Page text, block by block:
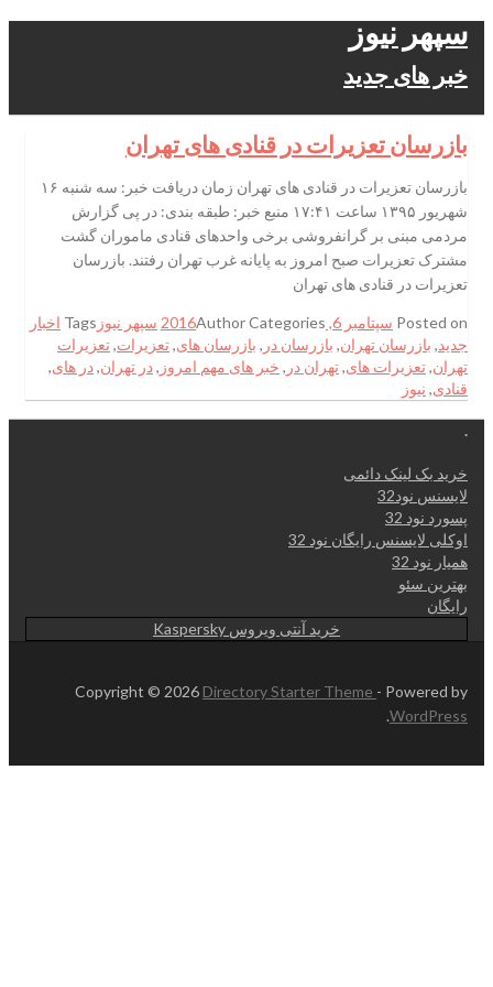
سپهر نیوز
خبر های جدید
بازرسان تعزیرات در قنادی های تهران
بازرسان تعزیرات در قنادی های تهران زمان دریافت خبر: سه شنبه ۱۶
شهریور ۱۳۹۵ ساعت ۱۷:۴۱ منبع خبر: طبقه بندی: در پی گزارش
مردمی مبنی بر گرانفروشی برخی واحدهای قنادی ماموران گشت
مشترک تعزیرات صبح امروز به پایانه غرب تهران رفتند. بازرسان
تعزیرات در قنادی های تهران
Posted on سپتامبر 6, 2016 AuthorCategories سپهر نیوز Tags اخبار
جدید, بازرسان تهران, بازرسان در , بازرسان های,تعزیرات,تعزیرات
تهران,تعزیرات های,تهران در , خبر های مهم امروز ,در تهران,در های,
قنادی, نیوز
.
خرید بک لینک دائمی
لایسنس نود32
پسورد نود 32
اوکلی لایسنس رایگان نود 32
همیار نود 32
بهترین سئو
رایگان
خرید آنتی ویروس Kaspersky
Copyright © 2026 Directory Starter Theme - Powered by
WordPress
.